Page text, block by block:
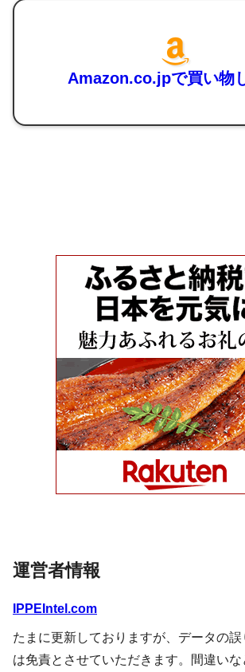
Amazon.co.jpで買い物
運営者情報
IPPEIntel.com
たまに更新しておりますが、データの
は免責とさせていただきます。間違いな